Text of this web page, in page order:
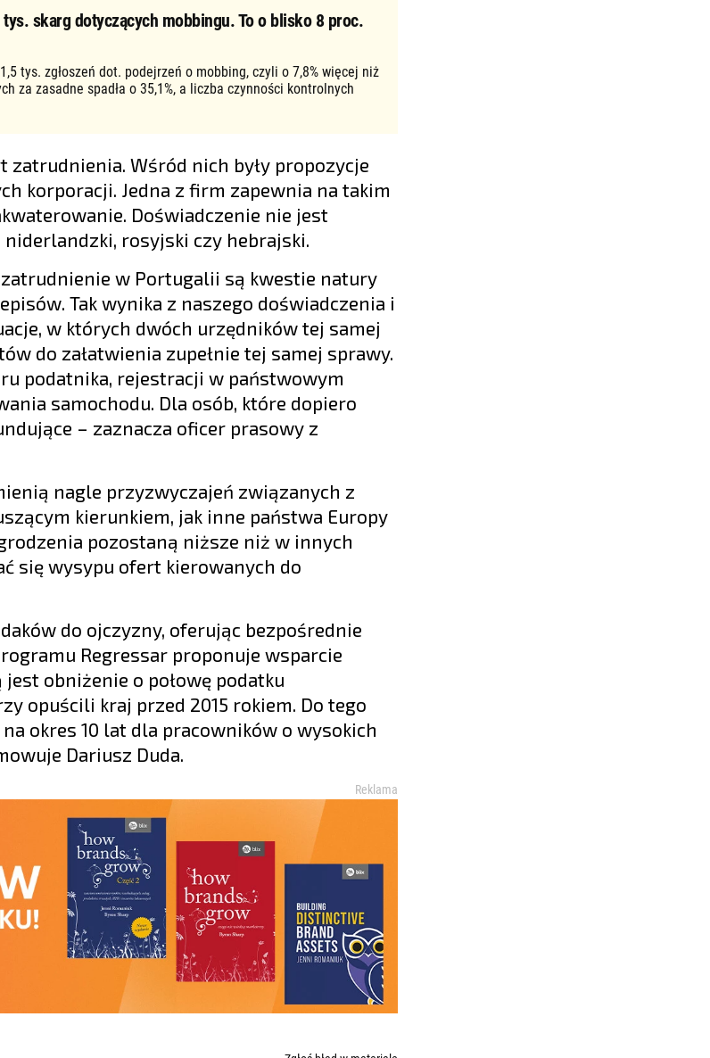
skarg dotyczących mobbingu. To o blisko 8 proc.
tys. zgłoszeń dot. podejrzeń o mobbing, czyli o 7,8% więcej niż
za zasadne spadła o 35,1%, a liczba czynności kontrolnych
zatrudnienia. Wśród nich były propozycje
korporacji. Jedna z firm zapewnia na takim
Doświadczenie nie jest
niderlandzki, rosyjski czy hebrajski.
w Portugalii są kwestie natury
Tak wynika z naszego doświadczenia i
w których dwóch urzędników tej samej
do załatwienia zupełnie tej samej sprawy.
podatnika, rejestracji w państwowym
samochodu. Dla osób, które dopiero
– zaznacza oficer prasowy z
nagle przyzwyczajeń związanych z
kierunkiem, jak inne państwa Europy
pozostaną niższe niż w innych
się wysypu ofert kierowanych do
do ojczyzny, oferując bezpośrednie
Regressar proponuje wsparcie
obniżenie o połowę podatku
opuścili kraj przed 2015 rokiem. Do tego
okres 10 lat dla pracowników o wysokich
Dariusz Duda.
Reklama